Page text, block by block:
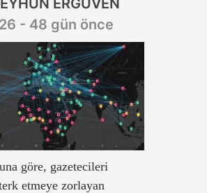
ERGÜVEN
- 48 gün önce
göre, gazetecileri
etmeye zorlayan